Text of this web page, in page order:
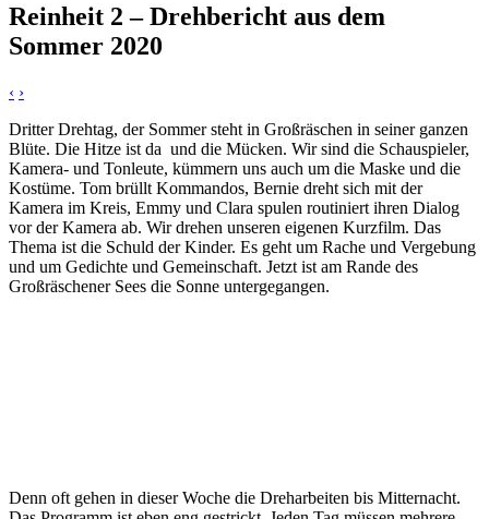
Reinheit 2 – Drehbericht aus dem
Sommer 2020
‹ ›
Dritter Drehtag, der Sommer steht in Großräschen in seiner ganzen
Blüte. Die Hitze ist da und die Mücken. Wir sind die Schauspieler,
Kamera- und Tonleute, kümmern uns auch um die Maske und die
Kostüme. Tom brüllt Kommandos, Bernie dreht sich mit der
Kamera im Kreis, Emmy und Clara spulen routiniert ihren Dialog
vor der Kamera ab. Wir drehen unseren eigenen Kurzfilm. Das
Thema ist die Schuld der Kinder. Es geht um Rache und Vergebung
und um Gedichte und Gemeinschaft. Jetzt ist am Rande des
Großräschener Sees die Sonne untergegangen.
Denn oft gehen in dieser Woche die Dreharbeiten bis Mitternacht.